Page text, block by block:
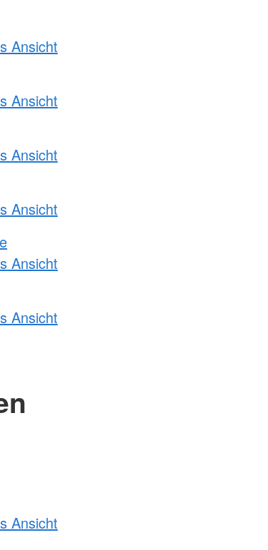
Ansicht
Ansicht
Ansicht
Ansicht
Ansicht
Ansicht
Ansicht